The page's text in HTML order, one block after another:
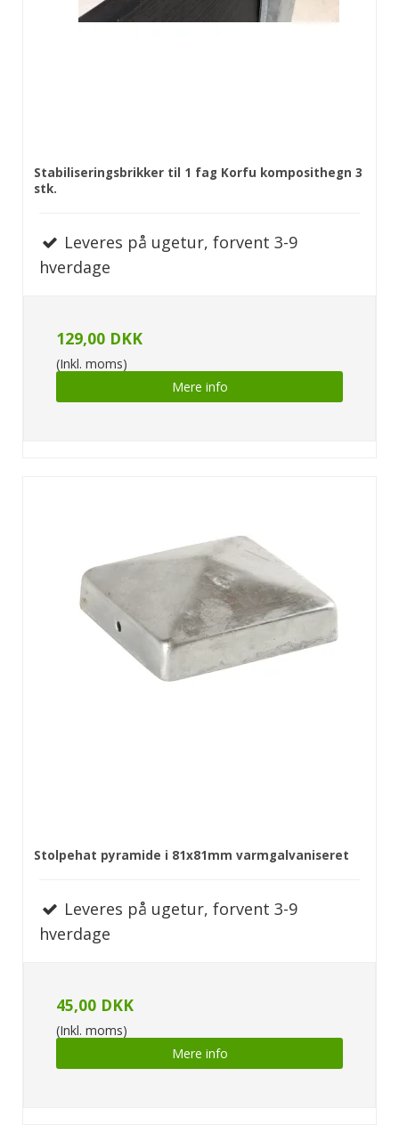
Stabiliseringsbrikker til 1 fag Korfu komposithegn 3
stk.
Leveres på ugetur, forvent 3-9
hverdage
129,00 DKK
(Inkl. moms)
Mere info
Stolpehat pyramide i 81x81mm varmgalvaniseret
Leveres på ugetur, forvent 3-9
hverdage
45,00 DKK
(Inkl. moms)
Mere info